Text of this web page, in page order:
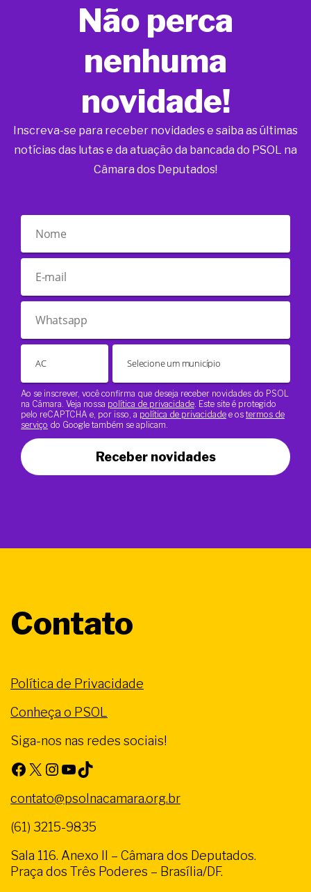
Não perca
nenhuma
novidade!
Inscreva-se para receber novidades e saiba as últimas
notícias das lutas e da atuação da bancada do PSOL na
Câmara dos Deputados!
Ao se inscrever, você confirma que deseja receber novidades do PSOL
na Câmara. Veja nossa política de privacidade . Este site é protegido
pelo reCAPTCHA e, por isso, a política de privacidade e os termos de
serviço do Google também se aplicam.
Receber novidades
Contato
Política de Privacidade
Conheça o PSOL
Siga-nos nas redes sociais!
Facebook X Instagram Youtube TikTok
contato@psolnacamara.org.br
(61) 3215-9835
Sala 116. Anexo II – Câmara dos Deputados.
Praça dos Três Poderes – Brasília/DF.